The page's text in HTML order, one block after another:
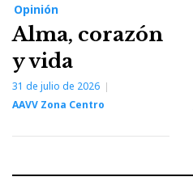
Opinión
Alma, corazón
y vida
31 de julio de 2026
AAVV Zona Centro